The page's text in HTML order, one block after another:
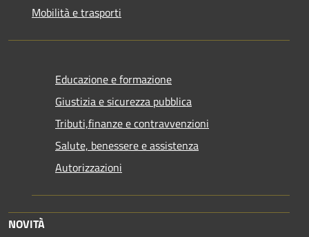
Mobilità e trasporti
Educazione e formazione
Giustizia e sicurezza pubblica
Tributi,finanze e contravvenzioni
Salute, benessere e assistenza
Autorizzazioni
NOVITÀ